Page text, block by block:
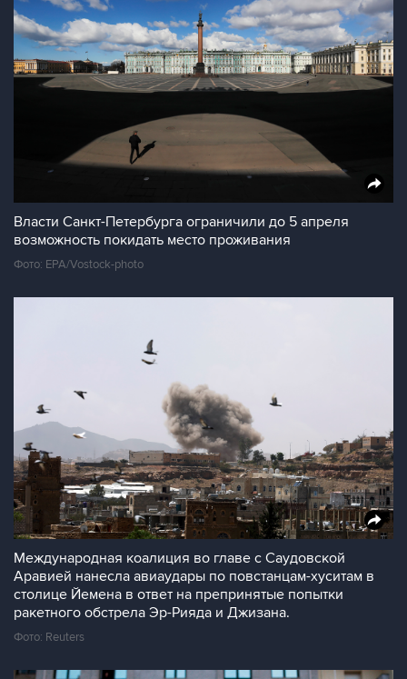
Власти Санкт-Петербурга ограничили до 5 апреля
возможность покидать место проживания
Фото: EPA/Vostock-photo
Международная коалиция во главе с Саудовской
Аравией нанесла авиаудары по повстанцам-хуситам в
столице Йемена в ответ на препринятые попытки
ракетного обстрела Эр-Рияда и Джизана.
Фото: Reuters